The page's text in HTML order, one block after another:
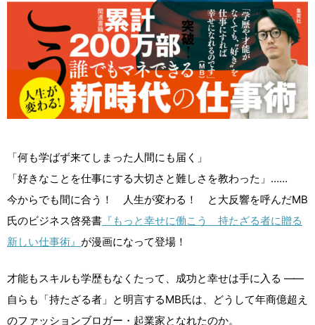
「何も学ばず来てしまった人間にも届く」
「好きなことを仕事にする大切さと難しさを教わった」……
今からでも間に合う！ 人生が変わる！ と大反響を呼んだMB
氏のビジネス啓発書 『もっと幸せに働こう 持たざる者に贈る
新しい仕事術』 が漫画になって登場！
才能もスキルも学歴もなくたって、成功と幸せは手に入る ――
自らも「持たざる者」と明言するMB氏は、どうして年商億超え
のファッションブロガー・起業家となれたのか。